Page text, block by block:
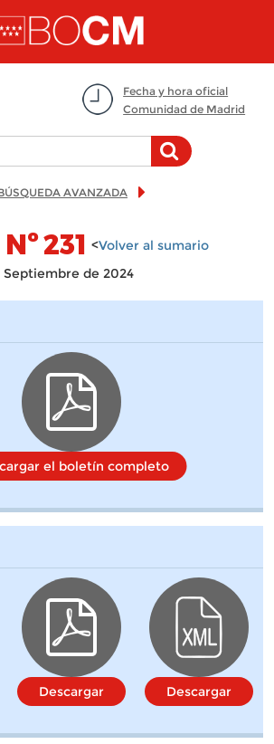
Fecha y hora oficial
Comunidad de Madrid
AVANZADA
Nº231 <Volver al sumario
Septiembre de 2024
el boletín completo
Descargar Descargar